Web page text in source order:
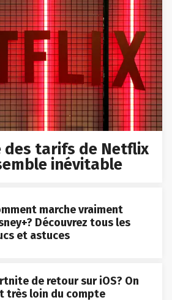
des tarifs de Netflix
inévitable
marche vraiment
Découvrez tous les
et astuces
de retour sur iOS? On
très loin du compte